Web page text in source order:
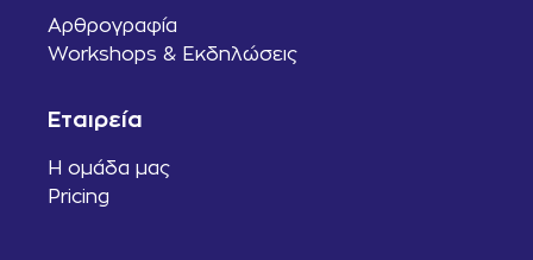
Αρθρογραφία
Workshops & Εκδηλώσεις
Εταιρεία
Η ομάδα μας
Pricing